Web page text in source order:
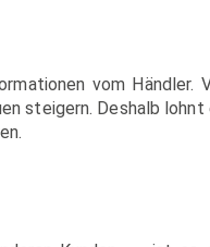
vom Händler.
steigern. Deshalb lohnt